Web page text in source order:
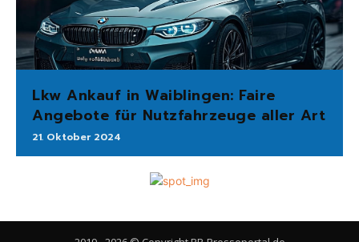
Lkw Ankauf in Waiblingen: Faire
Angebote für Nutzfahrzeuge aller Art
21. Oktober 2024